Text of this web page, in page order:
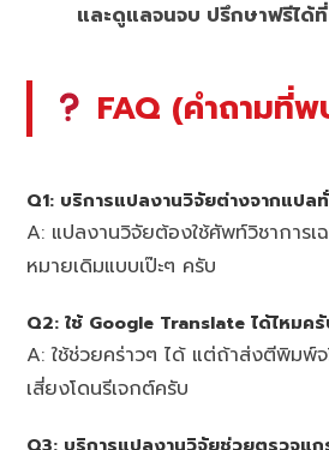
และดูแลจนจบ ปรึกษาฟรีได้
FAQ (คำถามที่
Q1: บริการแปลงานวิจัยต่างจากแปล
A: แปลงานวิจัยต้องใช้ศัพท์วิชาการเ
หมายเดิมแบบเป๊ะๆ ครับ
Q2: ใช้ Google Translate ได้ไหมครั
A: ใช้ช่วยคร่าวๆ ได้ แต่ถ้าส่งตีพิมพ์
เสี่ยงโดนรีเจกต์ครับ
Q3: บริการแปลงานวิจัยช่วยตรวจแ